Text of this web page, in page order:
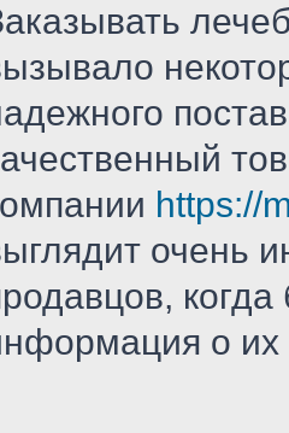
https://
очень
когда
о их